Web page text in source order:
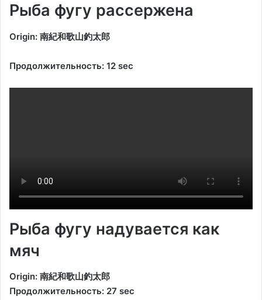
Рыба фугу рассержена
Origin: 南紀和歌山釣太郎
Продолжительность: 12 sec
Рыба фугу надувается как
мяч
Origin: 南紀和歌山釣太郎
Продолжительность: 27 sec